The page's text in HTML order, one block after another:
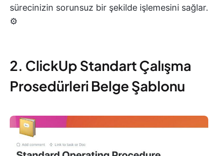
sürecinizin sorunsuz bir şekilde işlemesini sağlar.
⚙️
2. ClickUp Standart Çalışma
Prosedürleri Belge Şablonu